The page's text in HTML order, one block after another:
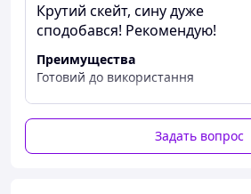
Крутий скейт, сину дуже
сподобався! Рекомендую!
Преимущества
Готовий до використання
Задать вопрос